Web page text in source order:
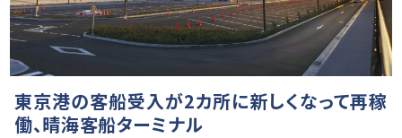
東京港の客船受入が2カ所に新しくなって再稼
働、晴海客船ターミナル